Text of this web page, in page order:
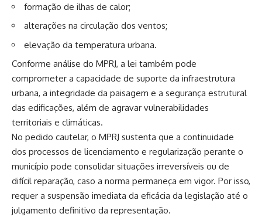
formação de ilhas de calor;
alterações na circulação dos ventos;
elevação da temperatura urbana.
Conforme análise do MPRJ, a lei também pode
comprometer a capacidade de suporte da infraestrutura
urbana, a integridade da paisagem e a segurança estrutural
das edificações, além de agravar vulnerabilidades
territoriais e climáticas.
No pedido cautelar, o MPRJ sustenta que a continuidade
dos processos de licenciamento e regularização perante o
município pode consolidar situações irreversíveis ou de
difícil reparação, caso a norma permaneça em vigor. Por isso,
requer a suspensão imediata da eficácia da legislação até o
julgamento definitivo da representação.